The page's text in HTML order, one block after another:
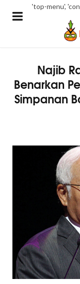
'top-menu',
Najib
Benarkan
Simpanan